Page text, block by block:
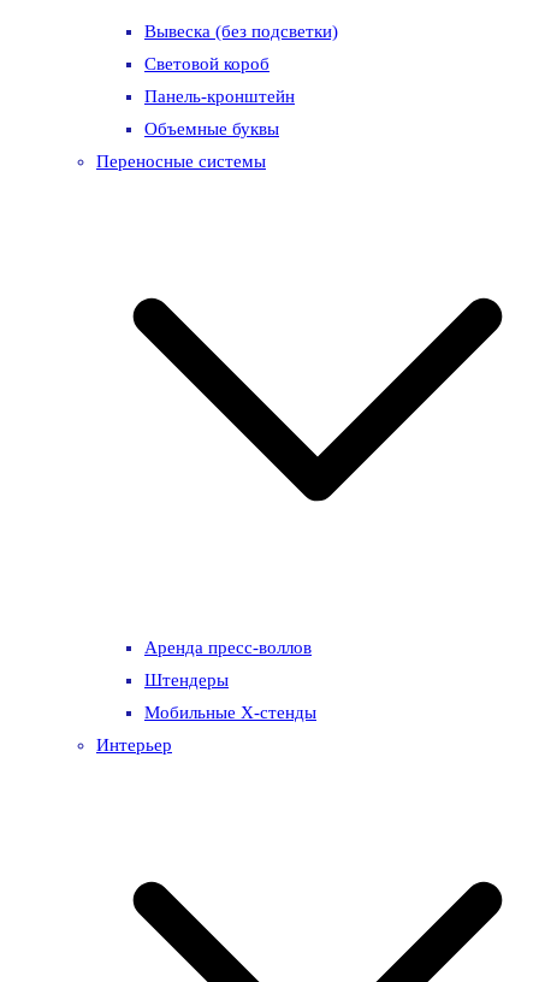
Вывеска (без подсветки)
Световой короб
Панель-кронштейн
Объемные буквы
Переносные системы
Аренда пресс-воллов
Штендеры
Мобильные Х-стенды
Интерьер